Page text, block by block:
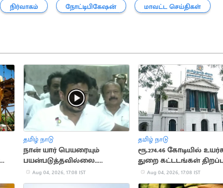
நிர்வாகம் நோட்டிபிகேஷன் மாவட்ட செய்திகள்
தமிழ் நாடு
நான் யார் பெயரையும்
பயன்படுத்தவில்லை..
உதயநிதி ஸ்டாலின்
Aug 04, 2026, 17:08 IST
தமிழ் நாடு
ரூ.274.46 கோடியில்
துறை கட்டடங்கள்
Aug 04, 2026, 17:08 IST